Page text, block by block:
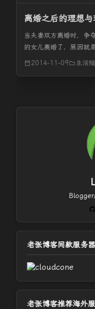
离婚之后的理想
当夫妻双方离婚时，争
的女儿离婚了，原因就
小三。小三在她快要生
2014-11-09 生活
老张博客同款服务器
老张博客推荐海外